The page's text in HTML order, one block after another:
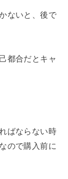
ないと、後で
都合だとキャ
ばならない時
ので購入前に